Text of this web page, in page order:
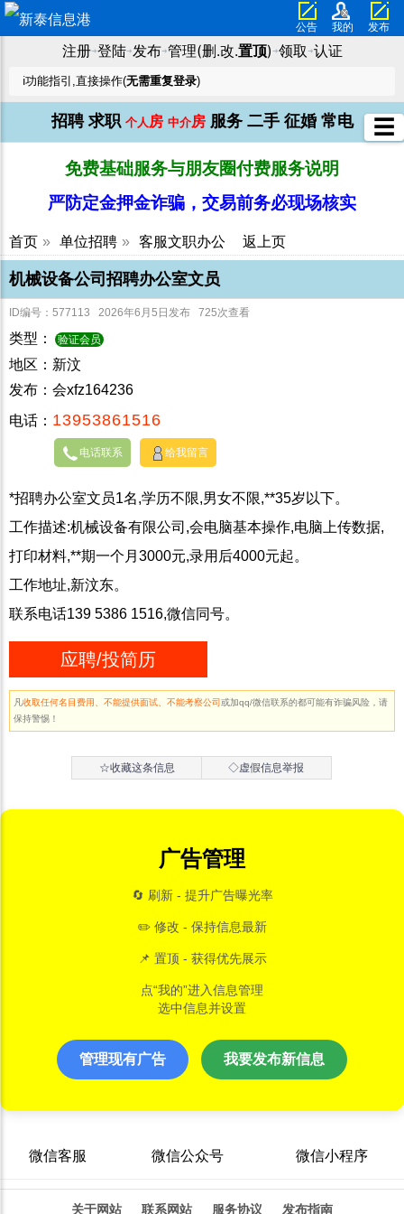
公告 我的 发布
注册➜登陆➜发布➜管理(删.改.置顶) ➜领取 ➜认证
ℹ️功能指引,直接操作(无需重复登录)
招聘 求职 个人 房 中介房 服务 二手 征婚 常电
免费基础服务与朋友圈付费服务说明
严防定金押金诈骗，交易前务必现场核实
首页 » 单位招聘 » 客服文职办公 返上页
机械设备公司招聘办公室文员
ID编号：577113 2026年6月5日发布 725次查看
类型： 验证会员
地区：新汶
发布：会xfz164236
电话： 13953861516
电话联系 给我留言
*招聘办公室文员1名,学历不限,男女不限,**35岁以下。
工作描述:机械设备有限公司,会电脑基本操作,电脑上传数据,
打印材料,**期一个月3000元,录用后4000元起。
工作地址,新汶东。
联系电话139 5386 1516,微信同号。
应聘/投简历
凡收取任何名目费用、不能提供面试、不能考察公司或加qq/微信联系的都可能有诈骗风险，请
保持警惕！
☆收藏这条信息 ◇虚假信息举报
广告管理
🔄 刷新 - 提升广告曝光率
✏️ 修改 - 保持信息最新
📌 置顶 - 获得优先展示
点“我的”进入信息管理
选中信息并设置
管理现有广告 我要发布新信息
微信客服 微信公众号 微信小程序
关于网站 联系网站 服务协议 发布指南
☰